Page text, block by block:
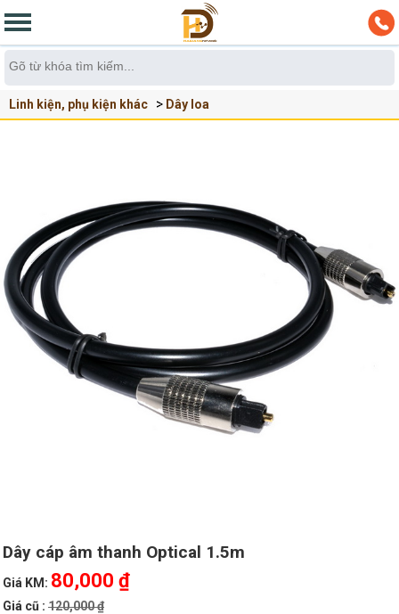
Linh kiện, phụ kiện khác Dây loa
Dây cáp âm thanh Optical 1.5m
Giá KM: 80,000 ₫
Giá cũ : 120,000 ₫